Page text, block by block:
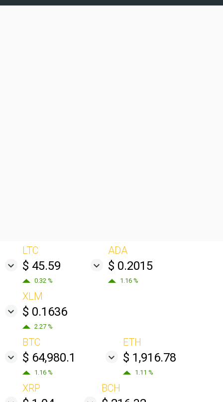
LTC
$ 45.59
0.32 %
ADA
$ 0.2015
1.16 %
XLM
$ 0.1636
2.27 %
BTC
$ 64,980.1
1.16 %
ETH
$ 1,916.78
1.11 %
XRP BCH